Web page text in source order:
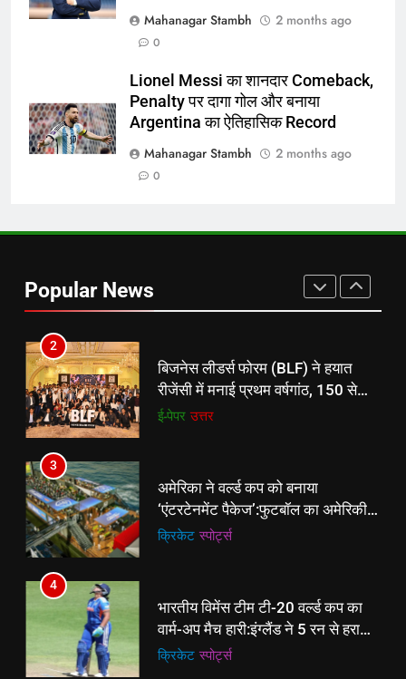
Mahanagar Stambh
2 months ago
0
Lionel Messi का शानदार Comeback,
Penalty पर दागा गोल और बनाया
Argentina का ऐतिहासिक Record
Mahanagar Stambh
2 months ago
0
Popular News
बहा:दर्जनों गांवों का संपर्क टूटा, 12 KM
8
रूट 4 साल बाद इंग्लैंड की कप्तानी
करेंगे:नाइटक्लब केस के चलते स्टोक्स-
एटकिंसन दूसरे टेस्ट से बाहर; आर्चर की
न्यूज़
चार्टर्ड अकाउंटेंट्स के बीच रोमांचक
2
बिजनेस लीडर्स फोरम (BLF) ने हयात
रीजेंसी में मनाई प्रथम वर्षगांठ, 150 से
अधिक उद्योगपति एवं पेशेवर हुए शामिल
ई-पेपर उत्तर
3
अमेरिका ने वर्ल्ड कप को बनाया
‘एंटरटेनमेंट पैकेज’:फुटबॉल का अमेरिकी
मेकओवर, कई मेगा कॉन्सर्ट; मशहूर हस्तियों
क्रिकेट ‎स्पोर्ट्स
4
भारतीय विमेंस टीम टी-20 वर्ल्ड कप का
वार्म-अप मैच हारी:इंग्लैंड ने 5 रन से हराया;
ऋचा घोष की फिफ्टी बेकार
क्रिकेट ‎स्पोर्ट्स